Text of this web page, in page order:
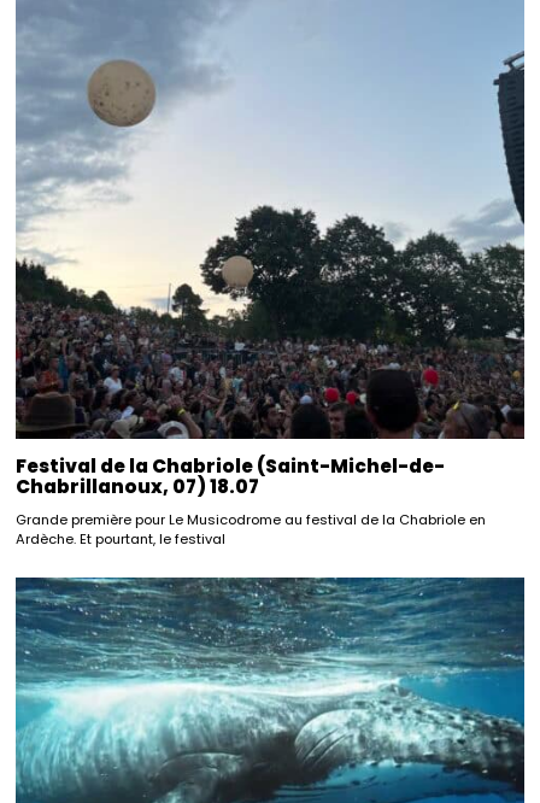
Festival de la Chabriole (Saint-Michel-de-
Chabrillanoux, 07) 18.07
Grande première pour Le Musicodrome au festival de la Chabriole en
Ardèche. Et pourtant, le festival